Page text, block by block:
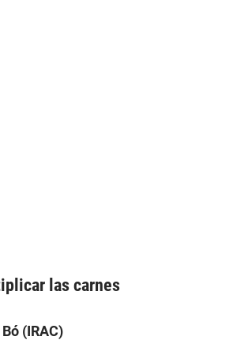
las carnes
(IRAC)